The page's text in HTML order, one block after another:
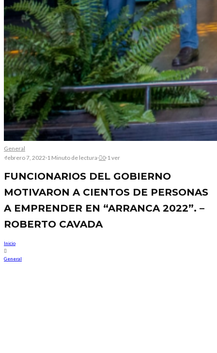
General
·febrero 7, 2022·1 Minuto de lectura· 0·1 ver
FUNCIONARIOS DEL GOBIERNO
MOTIVARON A CIENTOS DE PERSONAS
A EMPRENDER EN “ARRANCA 2022”. –
ROBERTO CAVADA
Inicio
General